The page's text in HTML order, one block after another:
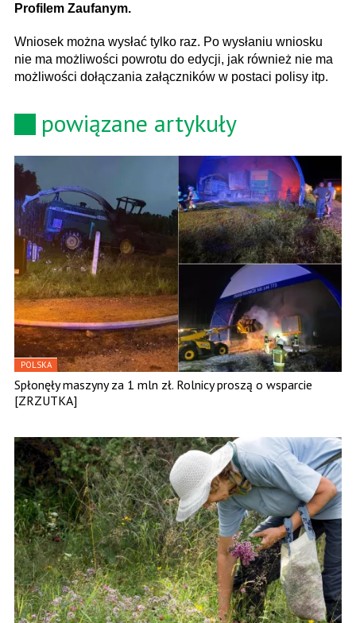
Profilem Zaufanym.
Wniosek można wysłać tylko raz. Po wysłaniu wniosku
nie ma możliwości powrotu do edycji, jak również nie ma
możliwości dołączania załączników w postaci polisy itp.
powiązane artykuły
POLSKA
Spłonęły maszyny za 1 mln zł. Rolnicy proszą o wsparcie
[ZRZUTKA]